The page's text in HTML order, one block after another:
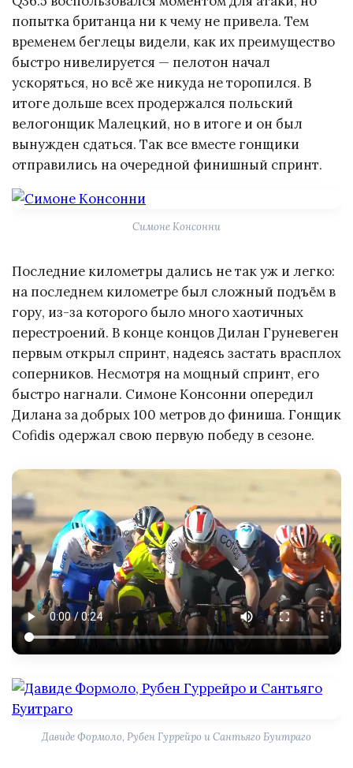
попытка британца ни к чему не привела. Тем
временем беглецы видели, как их преимущество
быстро нивелируется — пелотон начал
ускоряться, но всё же никуда не торопился. В
итоге дольше всех продержался польский
велогонщик Малецкий, но в итоге и он был
вынужден сдаться. Так все вместе гонщики
отправились на очередной финишный спринт.
Симоне Консонни
Последние километры дались не так уж и легко:
на последнем километре был сложный подъём в
гору, из-за которого было много хаотичных
перестроений. В конце концов Дилан Груневеген
первым открыл спринт, надеясь застать врасплох
соперников. Несмотря на мощный спринт, его
быстро нагнали. Симоне Консонни опередил
Дилана за добрых 100 метров до финиша. Гонщик
Cofidis одержал свою первую победу в сезоне.
Давиде Формоло, Рубен Гуррейро и Сантьяго Буитраго